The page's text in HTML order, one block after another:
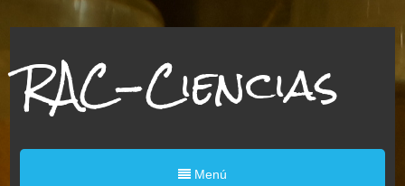
RAC-Ciencias
Menú